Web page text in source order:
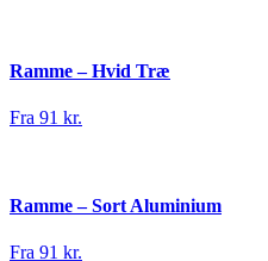
Ramme – Hvid Træ
Fra 91 kr.
Ramme – Sort Aluminium
Fra 91 kr.